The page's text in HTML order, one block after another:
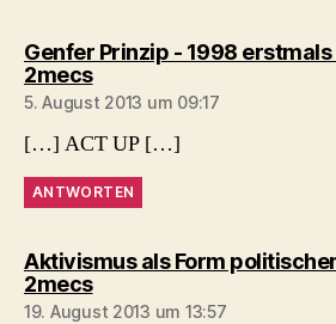
Genfer Prinzip - 1998 erstmals
2mecssagt:
5. August 2013 um 09:17
[…] ACT UP […]
ANTWORTEN
Aktivismus als Form
2mecssagt:
19. August 2013 um 13:57